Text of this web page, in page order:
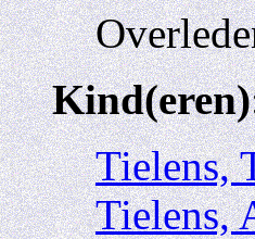
Kind(eren)
Tielens,
Tielens,